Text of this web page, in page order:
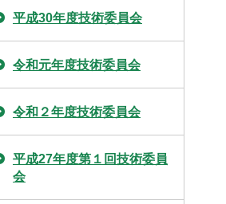
平成30年度技術委員会
令和元年度技術委員会
令和２年度技術委員会
平成27年度第１回技術委員
会